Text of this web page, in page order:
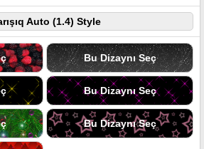
Auto (1.4) Style
Bu Dizaynı Seç
Bu Dizaynı Seç
Bu Dizaynı Seç